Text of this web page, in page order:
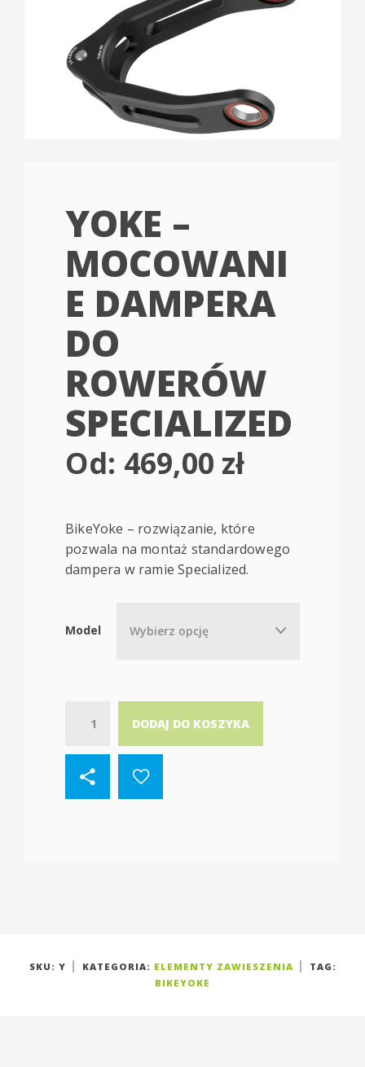
YOKE –
MOCOWANI
E DAMPERA
DO
ROWERÓW
SPECIALIZED
Od: 469,00 zł
BikeYoke – rozwiązanie, które
pozwala na montaż standardowego
dampera w ramie Specialized.
Model Wybierz opcję
DODAJ DO KOSZYKA
SKU: Y KATEGORIA: ELEMENTY ZAWIESZENIA
TAG:
BIKEYOKE